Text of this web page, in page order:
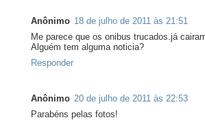
Anônimo 18 de julho de 2011 às 21:51
Me parece que os onibus trucados.já
Alguém tem alguma noticia?
Responder
Anônimo 20 de julho de 2011 às 22:53
Parabéns pelas fotos!